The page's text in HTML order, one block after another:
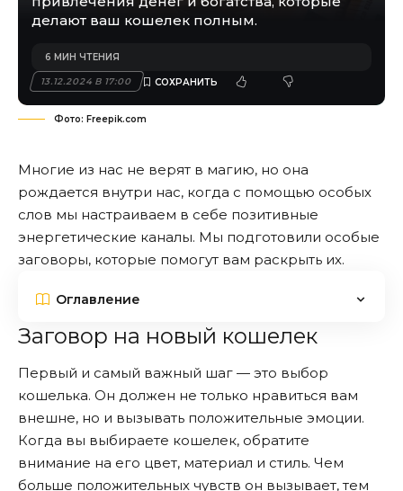
делают ваш кошелек полным.
13.12.2024 В 17:00
6 МИН ЧТЕНИЯ
Фото: Freepik.com
Многие из нас не верят в магию, но она
рождается внутри нас, когда с помощью особых
слов мы настраиваем в себе позитивные
энергетические каналы. Мы подготовили особые
заговоры, которые помогут вам раскрыть их.
Оглавление
Заговор на новый кошелек
Первый и самый важный шаг — это выбор
кошелька. Он должен не только нравиться вам
внешне, но и вызывать положительные эмоции.
Когда вы выбираете кошелек, обратите
внимание на его цвет, материал и стиль. Чем
больше положительных чувств он вызывает, тем